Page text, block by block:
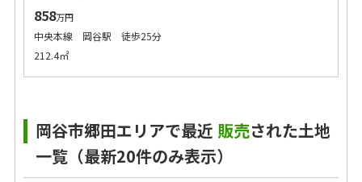
858万円
中央本線 岡谷駅 徒歩25分
212.4㎡
岡谷市郷田エリアで最近 販売された土地
一覧（最新20件のみ表示）